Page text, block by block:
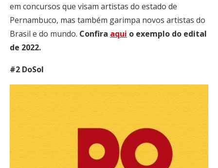
em concursos que visam artistas do estado de
Pernambuco, mas também garimpa novos artistas do
Brasil e do mundo. Confira aqui o exemplo do edital
de 2022.
#2 DoSol